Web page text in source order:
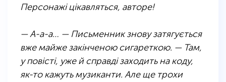
Персонажі цікавляться, авторе!
— А-а-а… — Письменник знову затягується
вже майже закінченою сигареткою. — Там,
у повісті, уже й справді заходить на коду,
як-то кажуть музиканти. Але ще трохи